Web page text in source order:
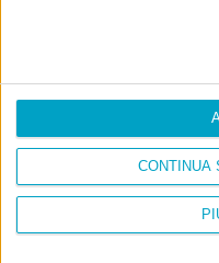
CONTINUA